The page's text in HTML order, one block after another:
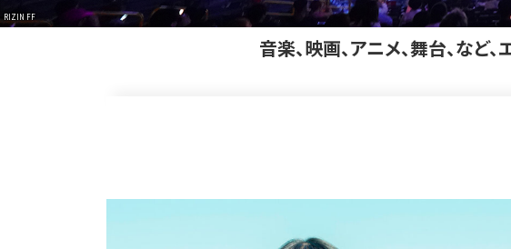
RIZIN FF
音楽、映画、アニメ、舞台、など